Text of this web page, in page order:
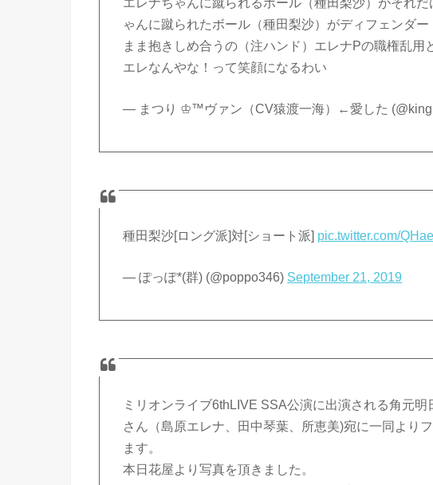
エレナちゃんに蹴られるボール（種田梨沙）がそれ
ゃんに蹴られたボール（種田梨沙）がディフェンダ
まま抱きしめ合うの（注ハンド）エレナPの職権乱
エレなんやな！って笑顔になるわい
— まつり ♔™ヴァン（CV猿渡一海）←愛した
種田梨沙[ロング派]対[ショート派] pic.twitter.com/
— ぽっぽ*(群) (@poppo346) September 21, 2019
ミリオンライブ6thLIVE SSA公演に出演される角元
さん（島原エレナ、田中琴葉、所恵美)宛に一同より
ます。
本日花屋より写真を頂きました。